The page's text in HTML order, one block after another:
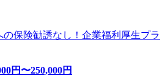
の保険勧誘なし！企業福利厚生プラ
円〜250,000円